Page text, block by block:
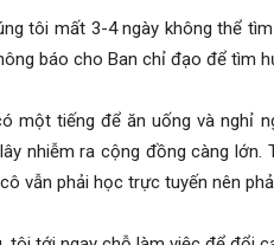
tôi mất 3-4 ngày không thể
báo cho Ban chỉ đạo để tìm
một tiếng để ăn uống và nghỉ
nhiễm ra cộng đồng càng
vẫn phải học trực tuyến nên